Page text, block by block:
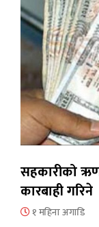
सहकारीको
कारबाही गरिने
१ महिना अगाडि